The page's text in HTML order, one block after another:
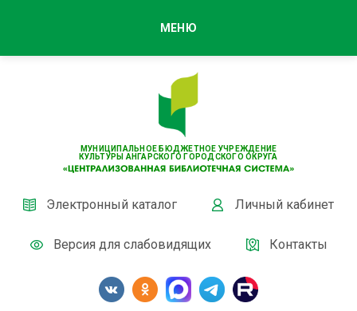
МУНИЦИПАЛЬНОЕ БЮДЖЕТНОЕ УЧРЕЖДЕНИЕ
КУЛЬТУРЫ АНГАРСКОГО ГОРОДСКОГО ОКРУГА
Электронный каталог Личный кабинет
Версия для слабовидящих Контакты
МЕНЮ